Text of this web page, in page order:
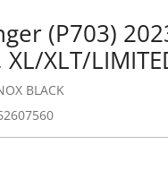
(P703)
XL/XLT/
BLACK